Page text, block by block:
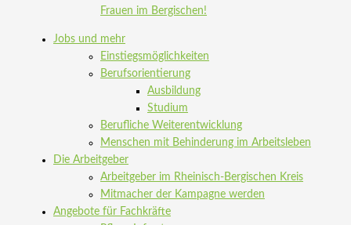
Frauen im Bergischen!
Jobs und mehr
Einstiegsmöglichkeiten
Berufsorientierung
Ausbildung
Studium
Berufliche Weiterentwicklung
Menschen mit Behinderung im Arbeitsleben
Die Arbeitgeber
Arbeitgeber im Rheinisch-Bergischen Kreis
Mitmacher der Kampagne werden
Angebote für Fachkräfte